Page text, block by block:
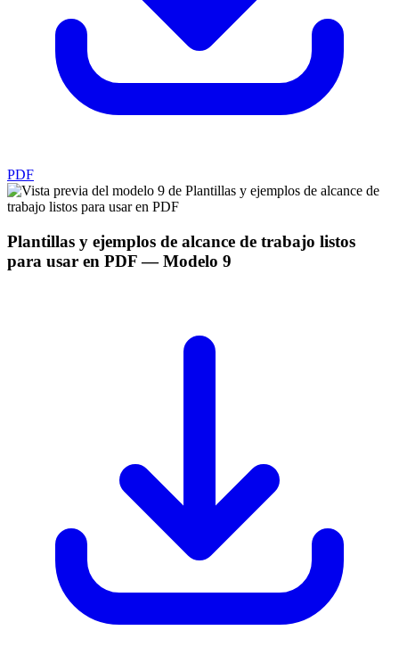
PDF
Plantillas y ejemplos de alcance de trabajo listos
para usar en PDF— Modelo 9